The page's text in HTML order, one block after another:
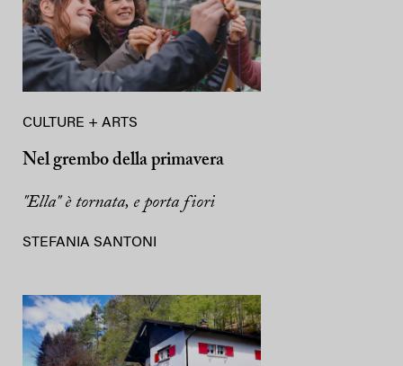
CULTURE + ARTS
Nel grembo della primavera
"Ella" è tornata, e porta fiori
STEFANIA SANTONI